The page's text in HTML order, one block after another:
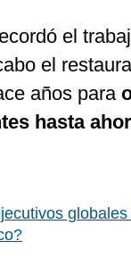
el
el
años para
hasta